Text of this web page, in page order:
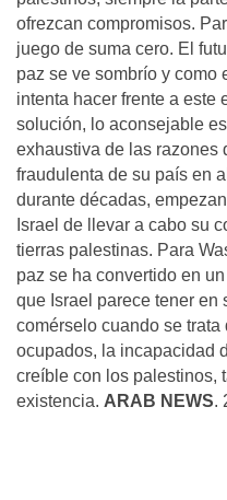
ofrezcan compromisos.
juego de suma cero. El
paz se ve sombrío y como
intenta hacer frente a este
solución, lo aconsejable
exhaustiva de las razones
fraudulenta de su país en
durante décadas,
Israel de llevar a cabo su
tierras palestinas. Para
paz se ha convertido en
que Israel parece tener en
comérselo cuando se
ocupados, la incapacidad
creíble con los palestinos,
existencia. ARAB NEWS.